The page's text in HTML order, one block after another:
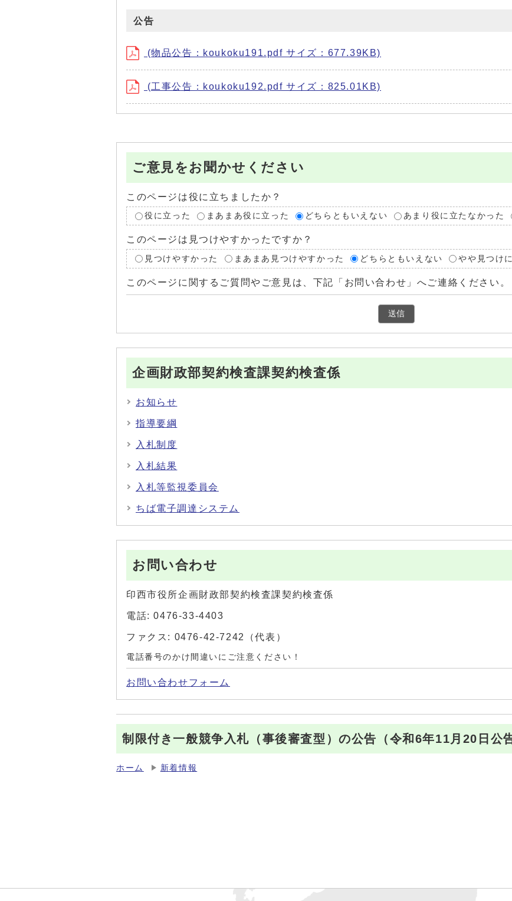
公告
(物品公告：koukoku191.pdf サイズ：677.39KB)
(工事公告：koukoku192.pdf サイズ：825.01KB)
ご意見をお聞かせください
このページは役に立ちましたか？
役に立った まあまあ役に立った どちらともいえない あまり役に立たなかった
このページは見つけやすかったですか？
見つけやすかった まあまあ見つけやすかった どちらともいえない やや見つけ
このページに関するご質問やご意見は、下記「お問い合わせ」へご連絡ください。
企画財政部契約検査課契約検査係
お知らせ
指導要綱
入札制度
入札結果
入札等監視委員会
ちば電子調達システム
お問い合わせ
印西市役所企画財政部契約検査課契約検査係
電話: 0476-33-4403
ファクス: 0476-42-7242（代表）
電話番号のかけ間違いにご注意ください！
お問い合わせフォーム
制限付き一般競争入札（事後審査型）の公告（令和6年11月20日公
ホーム 新着情報